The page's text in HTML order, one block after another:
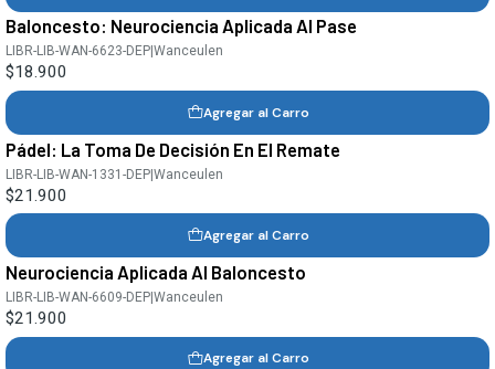
Baloncesto: Neurociencia Aplicada Al Pase
LIBR-LIB-WAN-6623-DEP |Wanceulen
$18.900
Agregar al Carro
Pádel: La Toma De Decisión En El Remate
LIBR-LIB-WAN-1331-DEP|Wanceulen
$21.900
Agregar al Carro
Neurociencia Aplicada Al Baloncesto
LIBR-LIB-WAN-6609-DEP |Wanceulen
$21.900
Agregar al Carro